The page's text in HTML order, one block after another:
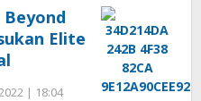
Elite
| 18:04